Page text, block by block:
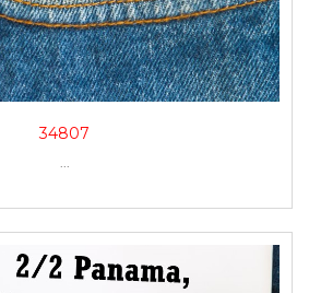
34807
...